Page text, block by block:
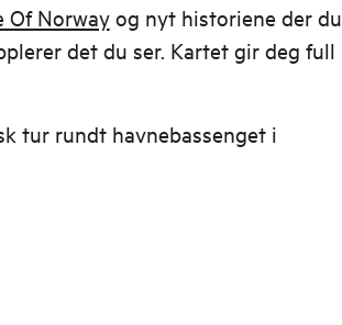
Of Norwayog nyt historiene der du
det du ser. Kartet gir deg full
tur rundt havnebassenget i